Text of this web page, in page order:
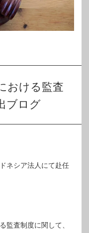
おける監査
ブログ
ネシア法人にて赴任
監査制度に関して、